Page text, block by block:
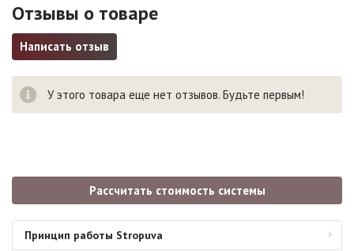
Отзывы о товаре
Написать отзыв
У этого товара еще нет отзывов. Будьте первым!
Рассчитать стоимость системы
Принцип работы Stropuva